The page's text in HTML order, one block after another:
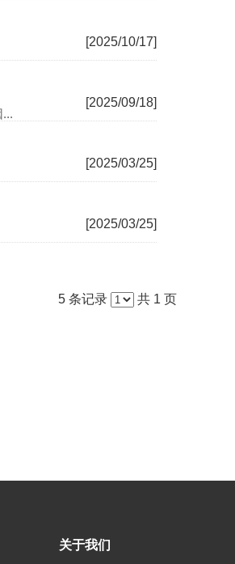
[2025/10/17]
[2025/09/18]
[2025/03/25]
[2025/03/25]
5 条记录 共 1 页
关于我们